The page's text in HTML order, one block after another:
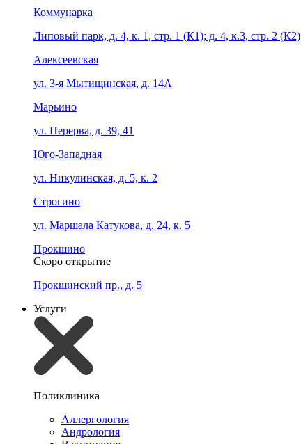
Коммунарка
Липовый парк, д. 4, к. 1, стр. 1 (К1); д. 4, к.3, стр. 2 (К2)
Алексеевская
ул. 3-я Мытищинская, д. 14А
Марьино
ул. Перерва, д. 39, 41
Юго-Западная
ул. Никулинская, д. 5, к. 2
Строгино
ул. Маршала Катукова, д. 24, к. 5
Прокшино
Скоро открытие
Прокшинский пр., д. 5
Услуги
Поликлиника
Аллергология
Андрология